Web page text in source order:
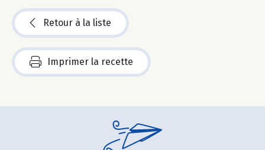
Retour à la liste
Imprimer la recette